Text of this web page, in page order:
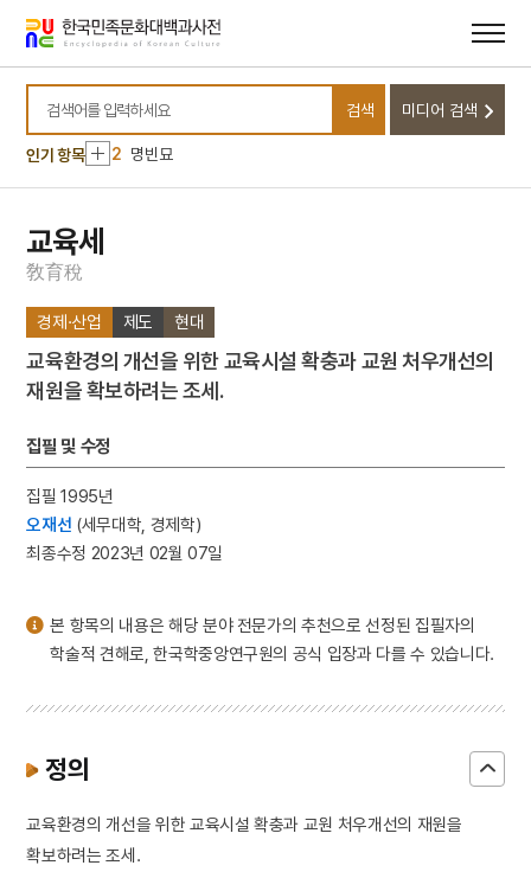
바로가기
바로가기
검색어를 입력하세요
검색 미디어 검색
인기 항목
10 동명왕편
1 금성대군
2 명빈묘
3 일제강점기
3·1독립선언서
8
김문기
9 김소월
1 금성대군
2
3 일제강점기
5 장안사
6 설악산 오세암
교육세
敎育稅
경제·산업 제도 현대
교육환경의 개선을 위한 교육시설 확충과 교원 처우개선의
재원을 확보하려는 조세.
집필 및 수정
집필 1995년
오재선 (세무대학, 경제학)
최종수정 2023년 02월 07일
본 항목의 내용은 해당 분야 전문가의 추천으로 선정된 집필자의
학술적 견해로, 한국학중앙연구원의 공식 입장과 다를 수 있습니다.
정의
교육환경의 개선을 위한 교육시설 확충과 교원 처우개선의 재원을
확보하려는 조세.